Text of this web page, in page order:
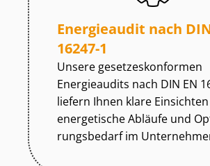
Energieaudit nach
16247-1
Unsere ge­set­zes­kon­for­men
Energieaudits nach DIN EN
liefern Ihnen klare
energetische Abläufe und
rungs­be­darf im